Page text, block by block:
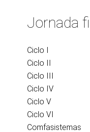
Jornada
Ciclo I
Ciclo II
Ciclo III
Ciclo IV
Ciclo V
Ciclo VI
Comfasistemas